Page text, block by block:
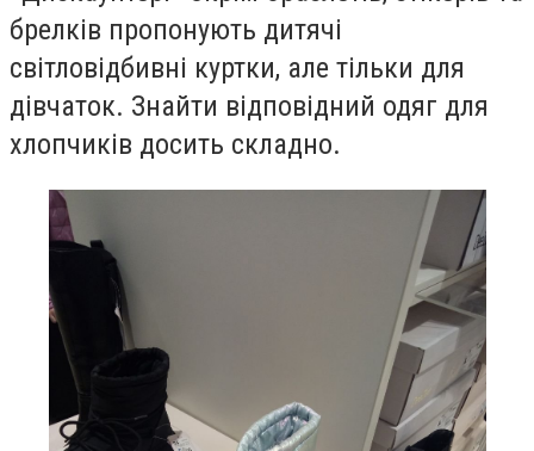
брелків пропонують дитячі
світловідбивні куртки, але тільки для
дівчаток. Знайти відповідний одяг для
хлопчиків досить складно.